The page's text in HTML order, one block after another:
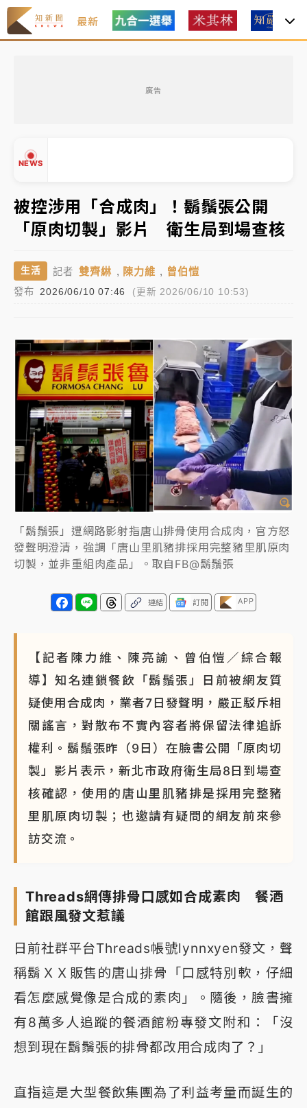
最新
廣告
NEWS
中颱白海豚環流掠北海！今明防劇烈降雨 東部高溫飆
38度
周末精選｜
慈濟遭詐10億完整始末曝！律師掮客大玩兩
面手法 郭台銘、蔡英文成關鍵
本周爆款短影音｜
柯文哲帶電子手鐶拄拐杖現身／周玉
周末精選｜
跨境網購族注意！EZ Way若改由政府委
任 預算難關如何解？
要3件事
父親節玩樂園！六福村今明2天「爸爸免費」 遠雄海洋
買1送1
白海豚逼近！新北高灘地停車場下午4時強制拖吊 中午
開放水門周邊紅黃線停車
中颱白海豚環流掠北海！今明防劇烈降雨 東部高溫飆
38度
周末精選｜ 慈濟遭詐10億完整始末曝！律師掮客大玩兩
本周爆款短影音｜
柯文哲帶電子手鐶拄拐杖現身／周玉
蔻蔡玉真開撕爆料
周末精選｜ 跨境網購族注意！EZ Way若改由政府委
任 預算難關如何解？
要3件事
被控涉用「合成肉」！鬍鬚張公開
「原肉切製」影片 衛生局到場查核
生活 記者 雙齊綝 , 陳力維 , 曾伯愷
發布 2026/06/10 07:46 (更新 2026/06/10 10:53)
「鬍鬚張」遭網路影射指唐山排骨使用合成肉，官方怒
發聲明澄清，強調「唐山里肌豬排採用完整豬里肌原肉
切製，並非重組肉產品」。取自FB@鬍鬚張
連結 訂閱 APP
【記者陳力維、陳亮諭、曾伯愷／綜合報
導】知名連鎖餐飲「鬍鬚張」日前被網友質
疑使用合成肉，業者7日發聲明，嚴正駁斥相
關謠言，對散布不實內容者將保留法律追訴
權利。鬍鬚張昨（9日）在臉書公開「原肉切
製」影片表示，新北市政府衛生局8日到場查
核確認，使用的唐山里肌豬排是採用完整豬
里肌原肉切製；也邀請有疑問的網友前來參
訪交流。
Threads網傳排骨口感如合成素肉 餐酒
館跟風發文惹議
日前社群平台Threads帳號lynnxyen發文，聲
稱鬍ＸＸ販售的唐山排骨「口感特別軟，仔細
看怎麼感覺像是合成的素肉」。隨後，臉書擁
有8萬多人追蹤的餐酒館粉專發文附和：「沒
想到現在鬍鬚張的排骨都改用合成肉了？」
直指這是大型餐飲集團為了利益考量而誕生的